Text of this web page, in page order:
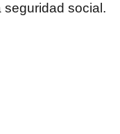
seguridad social.